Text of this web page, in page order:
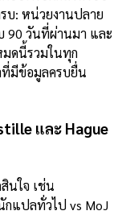
รบ: หน่วยงานปลาย
90 วันที่ผ่านมา และ
มดนี้รวมในทุก
ที่มีข้อมูลครบยื่น
และ Hague
นใจ เช่น
กแปลทั่วไป vs MoJ